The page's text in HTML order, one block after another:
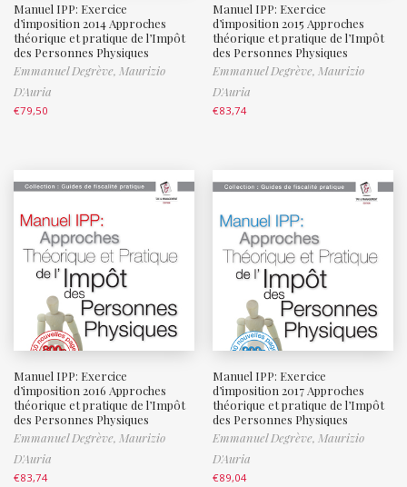
Manuel IPP: Exercice
d’imposition 2014 Approches
théorique et pratique de l’Impôt
des Personnes Physiques
Emmanuel Degrève, Maurizio
D'Auria
€79,50
Manuel IPP: Exercice
d’imposition 2015 Approches
théorique et pratique de l’Impôt
des Personnes Physiques
Emmanuel Degrève, Maurizio
D'Auria
€83,74
Manuel IPP: Exercice
d’imposition 2016 Approches
théorique et pratique de l’Impôt
des Personnes Physiques
Emmanuel Degrève, Maurizio
D'Auria
€83,74
Manuel IPP: Exercice
d’imposition 2017 Approches
théorique et pratique de l’Impôt
des Personnes Physiques
Emmanuel Degrève, Maurizio
D'Auria
€89,04